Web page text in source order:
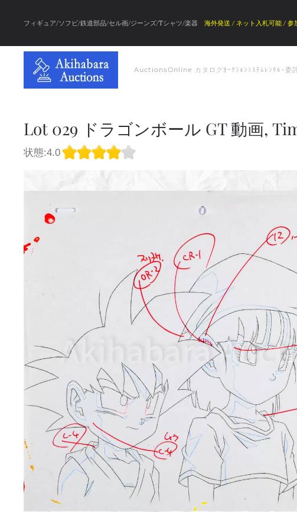
フィギュア/ソフビ/鉄道部品/セル画/ジーンズ/Tシャツ/楽器 海外発送 / ネット入札可能 / 参
AuctionsOnline カタログｵｰｸｼｮﾝｼｽﾃﾑﾚﾝﾀﾙ･委
Lot 029 ドラゴンボール GT 動画,
状態:4.0